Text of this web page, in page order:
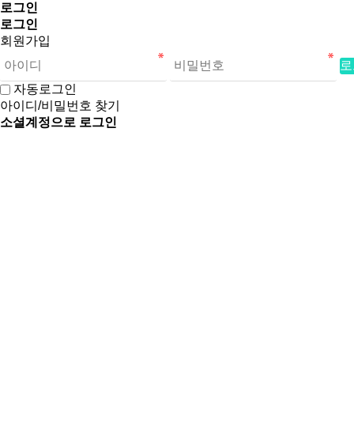
로그인
로그인
회원가입
자동로그인
아이디/비밀번호 찾기
소셜계정으로 로그인